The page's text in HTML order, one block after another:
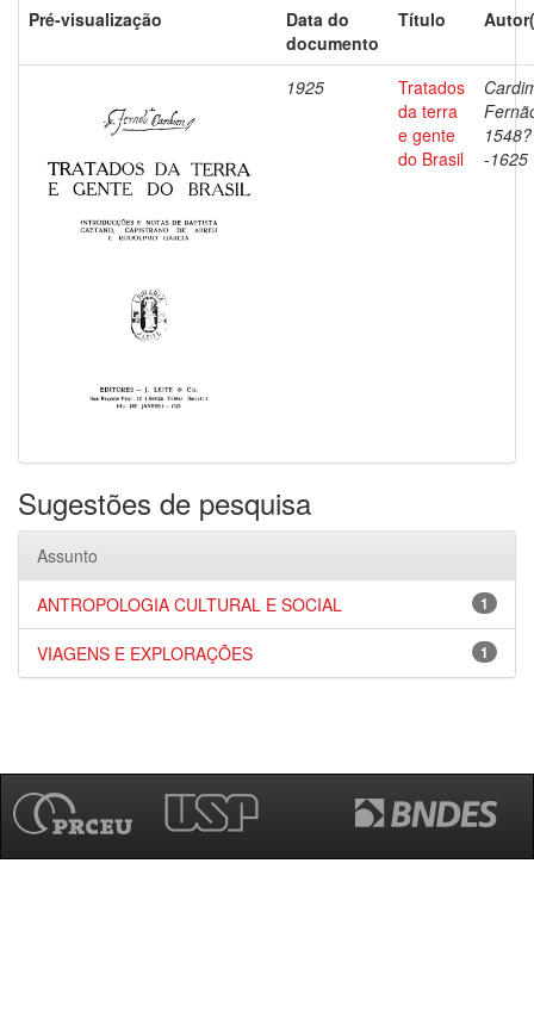
Pré-visualização
Data do
documento
Título
1925
Tratados
da terra
e gente
do Brasil
1548?
-1625
Sugestões de pesquisa
Assunto
1
ANTROPOLOGIA CULTURAL E SOCIAL
1
VIAGENS E EXPLORAÇÕES